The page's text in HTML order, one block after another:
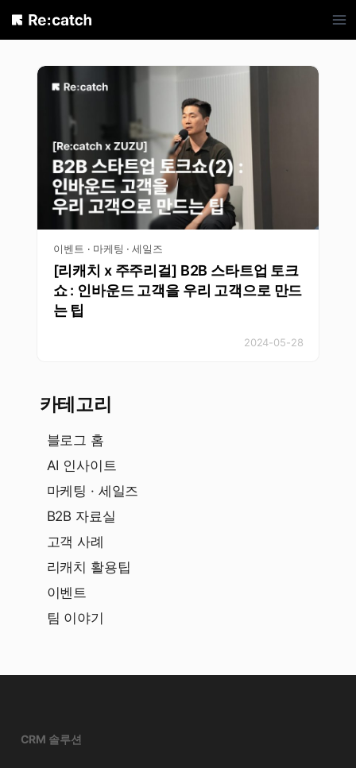
Skip
이벤트 · 마케팅 · 세일즈
[리캐치 x 주주리걸] B2B 스타트업 토크
쇼 : 인바운드 고객을 우리 고객으로 만드
는 팁
2024-05-28
카테고리
블로그 홈
AI 인사이트
마케팅 · 세일즈
B2B 자료실
고객 사례
리캐치 활용팁
이벤트
팀 이야기
CRM 솔루션